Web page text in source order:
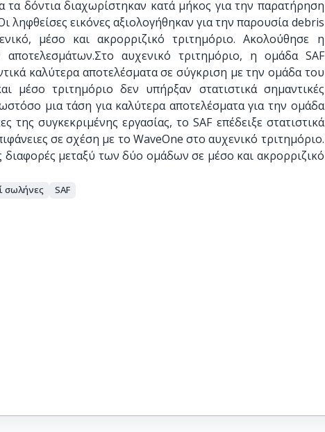
τα δόντια διαχωρίστηκαν κατά μήκος για την παρατήρηση
ληφθείσες εικόνες αξιολογήθηκαν για την παρουσία debris
μέσο και ακρορριζικό τριτημόριο. Ακολούθησε η
αυχενικό τριτημόριο, η ομάδα SAF
καλύτερα αποτελέσματα σε σύγκριση με την ομάδα του
μέσο τριτημόριο δεν υπήρξαν στατιστικά σημαντικές
μια τάση για καλύτερα αποτελέσματα για την ομάδα
της συγκεκριμένης εργασίας, το SAF επέδειξε στατιστικά
σε σχέση με το WaveOne στο αυχενικό τριτημόριο.
διαφορές μεταξύ των δύο ομάδων σε μέσο και ακρορριζικό
σωλήνες SAF